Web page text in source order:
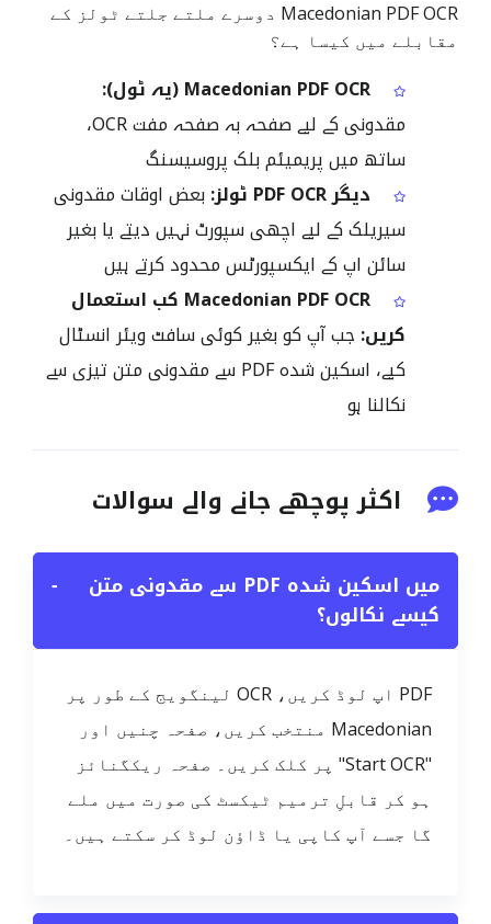
Macedonian PDF OCR دوسرے ملتے جلتے ٹولز کے
مقابلے میں کیسا ہے؟
Macedonian PDF OCR (یہ ٹول):
مقدونی کے لیے صفحہ بہ صفحہ مفت OCR،
ساتھ میں پریمیئم بلک پروسیسنگ
دیگر PDF OCR ٹولز:
بعض اوقات مقدونی
سیریلک کے لیے اچھی سپورٹ نہیں دیتے یا بغیر
سائن اپ کے ایکسپورٹس محدود کرتے ہیں
Macedonian PDF OCR کب استعمال
کریں: جب آپ کو بغیر کوئی سافٹ ویئر انسٹال
کیے، اسکین شدہ PDF سے مقدونی متن تیزی سے
نکالنا ہو
اکثر پوچھے جانے والے سوالات
میں اسکین شدہ PDF سے مقدونی متن
کیسے نکالوں؟
−
PDF اپ لوڈ کریں، OCR لینگویج کے طور پر
Macedonian منتخب کریں، صفحہ چنیں اور
"Start OCR" پر کلک کریں۔ صفحہ ریکگنائز
ہو کر قابلِ ترمیم ٹیکسٹ کی صورت میں ملے
گا جسے آپ کاپی یا ڈاؤن لوڈ کر سکتے ہیں۔